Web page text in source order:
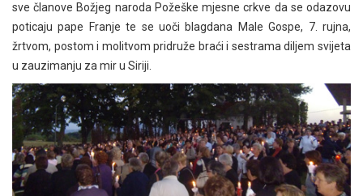
sve članove Božjeg naroda Požeške mjesne crkve da se odazovu
poticaju pape Franje te se uoči blagdana Male Gospe, 7. rujna,
žrtvom, postom i molitvom pridruže braći i sestrama diljem svijeta
u zauzimanju za mir u Siriji.